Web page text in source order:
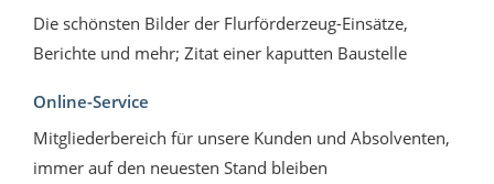
Die schönsten Bilder der Flurförderzeug-Einsätze,
Berichte und mehr; Zitat einer kaputten Baustelle
Online-Service
Mitgliederbereich für unsere Kunden und Absolventen,
immer auf den neuesten Stand bleiben